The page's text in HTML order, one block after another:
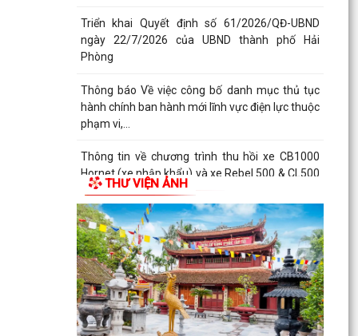
Triển khai Quyết định số 61/2026/QĐ-UBND
ngày 22/7/2026 của UBND thành phố Hải
Phòng
Thông báo Về việc công bố danh mục thủ tục
hành chính ban hành mới lĩnh vực điện lực thuộc
phạm vi,...
Thông tin về chương trình thu hồi xe CB1000
Hornet (xe nhập khẩu) và xe Rebel 500 & CL500
(xe nhập...
TÀI LIỆU KỲ HỌP THỨ BA, KHÓA XXIII, NHIỆM KỲ
2026 - 2031
Thông báo về việc phổ biến, công khai thủ tục
hành chính nội bộ ban hành mới lĩnh vực thương
mại...
THƯ VIỆN ẢNH